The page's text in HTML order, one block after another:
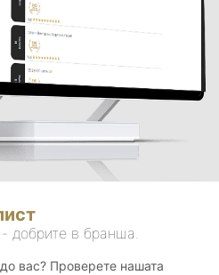
добрите в бранша.
вас? Проверете нашата